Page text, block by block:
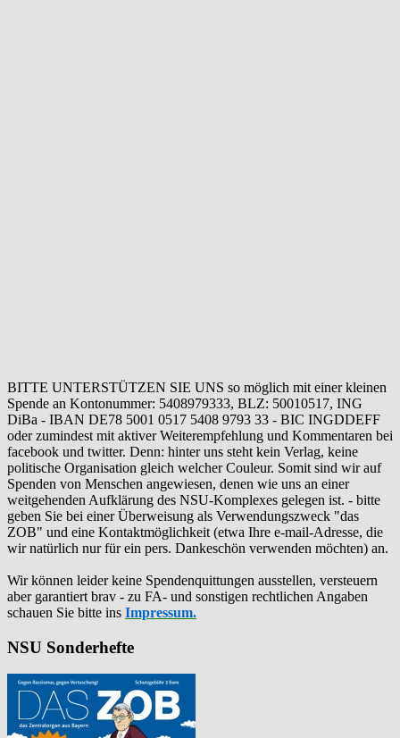
BITTE UNTERSTÜTZEN SIE UNS so möglich mit einer kleinen
Spende an Kontonummer: 5408979333, BLZ: 50010517, ING
DiBa - IBAN DE78 5001 0517 5408 9793 33 - BIC INGDDEFF
oder zumindest mit aktiver Weiterempfehlung und Kommentaren bei
facebook und twitter. Denn: hinter uns steht kein Verlag, keine
politische Organisation gleich welcher Couleur. Somit sind wir auf
Spenden von Menschen angewiesen, denen wie uns an einer
weitgehenden Aufklärung des NSU-Komplexes gelegen ist. - bitte
geben Sie bei einer Überweisung als Verwendungszweck "das
ZOB" und eine Kontaktmöglichkeit (etwa Ihre e-mail-Adresse, die
wir natürlich nur für ein pers. Dankeschön verwenden möchten) an.
Wir können leider keine Spendenquittungen ausstellen, versteuern
aber garantiert brav - zu FA- und sonstigen rechtlichen Angaben
schauen Sie bitte ins Impressum.
NSU Sonderhefte